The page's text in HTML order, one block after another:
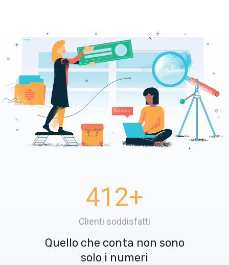
412+
Clienti soddisfatti
Quello che conta non sono
solo i numeri